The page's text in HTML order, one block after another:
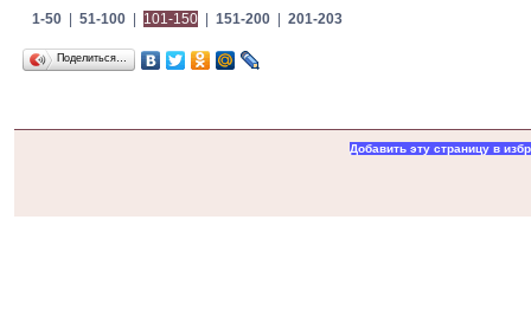
1-50| 51-100| 101-150| 151-200| 201-203
Поделиться…
Добавить эту страницу в